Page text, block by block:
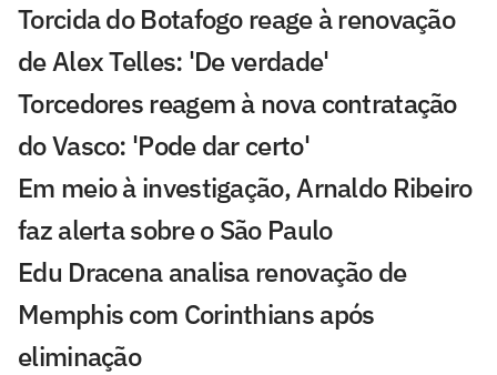
Torcida do Botafogo reage à renovação
de Alex Telles: 'De verdade'
Torcedores reagem à nova contratação
do Vasco: 'Pode dar certo'
Em meio à investigação, Arnaldo Ribeiro
faz alerta sobre o São Paulo
Edu Dracena analisa renovação de
Memphis com Corinthians após
eliminação